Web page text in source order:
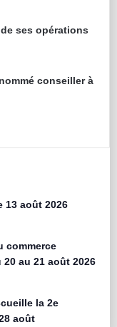
ses opérations
conseiller à
13 août 2026
commerce
au 21 août 2026
la 2e
août